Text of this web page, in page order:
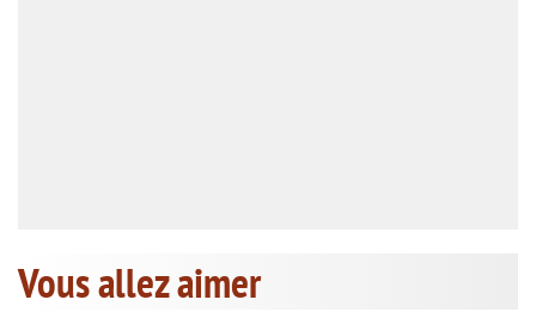
Vous allez aimer